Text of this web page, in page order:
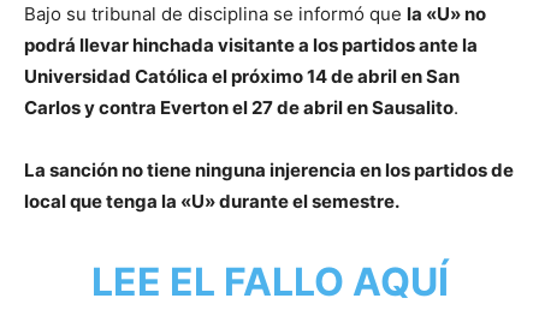
Bajo su tribunal de disciplina se informó que la «U» no
podrá llevar hinchada visitante a los partidos ante la
Universidad Católica el próximo 14 de abril en San
Carlos y contra Everton el 27 de abril en Sausalito.
La sanción no tiene ninguna injerencia en los partidos de
local que tenga la «U» durante el semestre.
LEE EL FALLO AQUÍ